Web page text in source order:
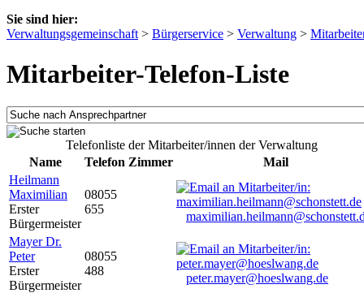
Sie sind hier:
Verwaltungsgemeinschaft > Bürgerservice > Verwaltung >
Mitarbeiter-Telefon-Liste
Telefonliste der Mitarbeiter/innen der Verwaltung
Name
Telefon Zimmer
Mail
Heilmann
Maximilian
Erster
Bürgermeister
08055
655
Mayer Dr.
Peter
Erster
Bürgermeister
08055
488
peter.mayer@hoeslwang.de